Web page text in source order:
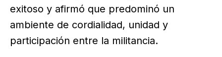
exitoso y afirmó que predominó un
ambiente de cordialidad, unidad y
participación entre la militancia.